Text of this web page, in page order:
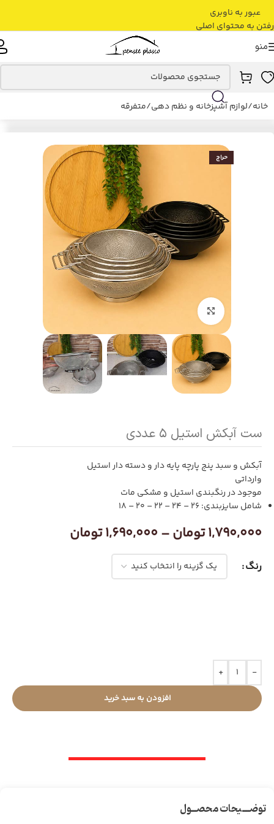
عبور به ناوبری
رفتن به محتوای اصلی
منو
خانه/لوازم آشپزخانه و نظم دهی/متفرقه
حراج
بزرگنمایی تصویر
ست آبکش استیل ۵ عددی
آبکش و سبد پنج پارچه پایه دار و دسته دار استیل
وارداتی
موجود در رنگبندی استیل و مشکی مات
شامل سایزبندی: 26 – 24 – 22 – 20 – 18
1,790,000تومان–
1,690,000تومان
رنگ
-
+
افزودن به سبد خرید
توضـــیحات محصــول